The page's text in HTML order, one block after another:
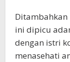
ini dipicu
dengan istri
menasehati